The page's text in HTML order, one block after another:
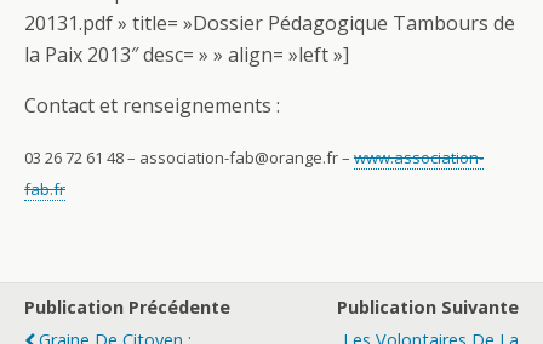
20131.pdf » title= »Dossier Pédagogique Tambours de
la Paix 2013″ desc= » » align= »left »]
Contact et renseignements :
03 26 72 61 48 – association-fab@orange.fr – www.association-
fab.fr
Publication Précédente
Publication Suivante